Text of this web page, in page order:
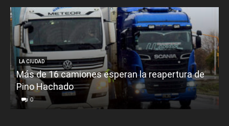
LA CIUDAD
Más de 16 camiones esperan la reapertura de
Pino Hachado
0